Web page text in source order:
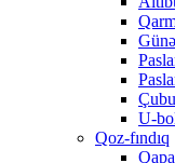
U-
Qoz-fındıq